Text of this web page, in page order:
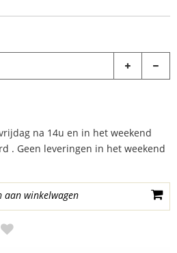
na 14u en in het weekend
. Geen leveringen in het weekend